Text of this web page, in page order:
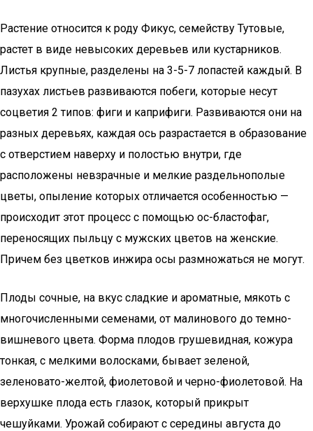
Растение относится к роду Фикус, семейству Тутовые,
растет в виде невысоких деревьев или кустарников.
Листья крупные, разделены на 3-5-7 лопастей каждый. В
пазухах листьев развиваются побеги, которые несут
соцветия 2 типов: фиги и каприфиги. Развиваются они на
разных деревьях, каждая ось разрастается в образование
с отверстием наверху и полостью внутри, где
расположены невзрачные и мелкие раздельнополые
цветы, опыление которых отличается особенностью —
происходит этот процесс с помощью ос-бластофаг,
переносящих пыльцу с мужских цветов на женские.
Причем без цветков инжира осы размножаться не могут.
Плоды сочные, на вкус сладкие и ароматные, мякоть с
многочисленными семенами, от малинового до темно-
вишневого цвета. Форма плодов грушевидная, кожура
тонкая, с мелкими волосками, бывает зеленой,
зеленовато-желтой, фиолетовой и черно-фиолетовой. На
верхушке плода есть глазок, который прикрыт
чешуйками. Урожай собирают с середины августа до